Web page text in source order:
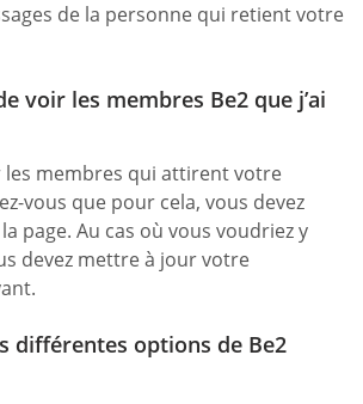
de la personne qui retient votre
voir les membres Be2 que j’ai
les membres qui attirent votre
vous que pour cela, vous devez
page. Au cas où vous voudriez y
devez mettre à jour votre
différentes options de Be2